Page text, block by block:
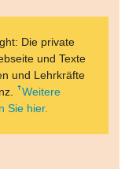
Die private
und Texte
und Lehrkräfte
Weitere
Sie hier.